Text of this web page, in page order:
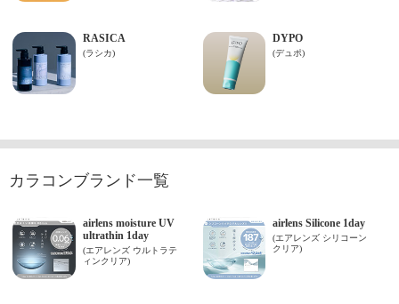
カラコンブランド一覧